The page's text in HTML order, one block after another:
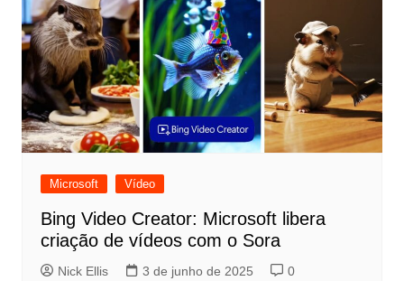
Microsoft Vídeo
Bing Video Creator: Microsoft libera
criação de vídeos com o Sora
Nick Ellis 3 de junho de 2025 0